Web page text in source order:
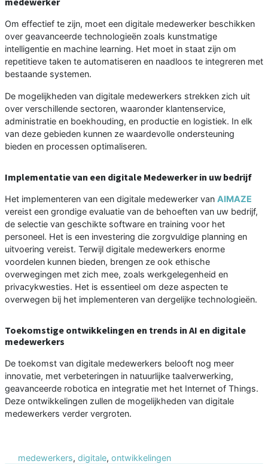
Om effectief te zijn, moet een digitale medewerker beschikken
over geavanceerde technologieën zoals kunstmatige
intelligentie en machine learning. Het moet in staat zijn om
repetitieve taken te automatiseren en naadloos te integreren met
bestaande systemen.
De mogelijkheden van digitale medewerkers strekken zich uit
over verschillende sectoren, waaronder klantenservice,
administratie en boekhouding, en productie en logistiek. In elk
van deze gebieden kunnen ze waardevolle ondersteuning
bieden en processen optimaliseren.
Implementatie van een digitale Medewerker in uw bedrijf
Het implementeren van een digitale medewerker van AIMAZE
vereist een grondige evaluatie van de behoeften van uw bedrijf,
de selectie van geschikte software en training voor het
personeel. Het is een investering die zorgvuldige planning en
uitvoering vereist. Terwijl digitale medewerkers enorme
voordelen kunnen bieden, brengen ze ook ethische
overwegingen met zich mee, zoals werkgelegenheid en
privacykwesties. Het is essentieel om deze aspecten te
overwegen bij het implementeren van dergelijke technologieën.
Toekomstige ontwikkelingen en trends in AI en digitale
medewerkers
De toekomst van digitale medewerkers belooft nog meer
innovatie, met verbeteringen in natuurlijke taalverwerking,
geavanceerde robotica en integratie met het Internet of Things.
Deze ontwikkelingen zullen de mogelijkheden van digitale
medewerkers verder vergroten.
medewerkers, digitale, ontwikkelingen